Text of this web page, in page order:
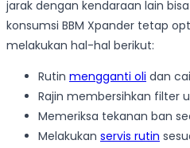
jarak dengan kendaraan lain
konsumsi BBM Xpander tetap
melakukan hal-hal berikut:
Rutin mengganti oli dan
Rajin membersihkan filter
Memeriksa tekanan ban
Melakukan servis rutin